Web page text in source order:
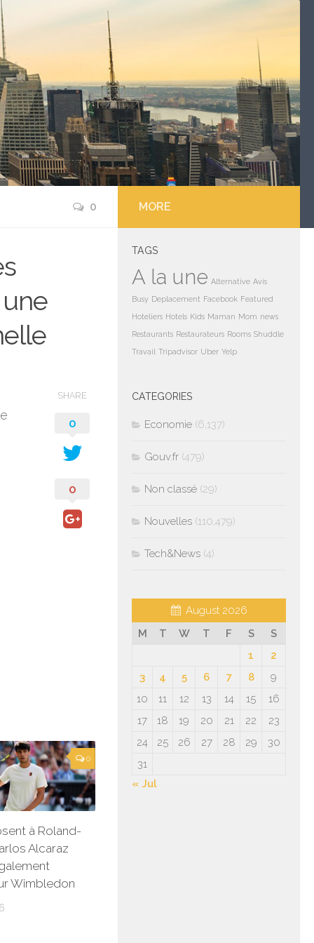
0
SHARE
0
0
0
à Roland-
Alcaraz
Wimbledon
MORE
TAGS
A la une Alternative Avis
Busy Deplacement Facebook Featured
Hoteliers Hotels Kids Maman Mom news
Restaurants Restaurateurs Rooms Shuddle
Travail Tripadvisor Uber Yelp
CATEGORIES
Economie (6,137)
Gouv.fr (479)
Non classé (29)
Nouvelles (110,479)
Tech&News (4)
August 2026
M
T W T F S
S
1
2
3
4 5 6 7 8
9
10
11 12 13 14 15
16
17
18 19 20 21 22
23
24
25 26 27 28 29
30
31
« Jul